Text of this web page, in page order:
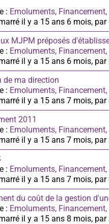
: Emoluments,
il y a 15 ans 6 mois, par
MJPM préposés
: Emoluments,
il y a 15 ans 6 mois, par
de ma direction
: Emoluments,
il y a 15 ans 7 mois, par
2011
: Emoluments,
il y a 15 ans 7 mois, par
: Emoluments,
il y a 15 ans 7 mois, par
du coût de la gestion
: Emoluments,
il y a 15 ans 8 mois, par